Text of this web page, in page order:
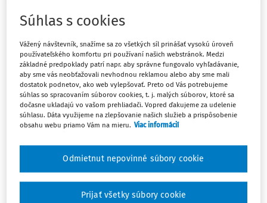
15
Do 15. 10. - Ministerstvo školstva zverejní na
svojom webovom sídle termíny konania
prijímacích skúšok
Môj plán
UDALOSŤ
Môj plán
UDALOSŤ
VÚDPaP: Kto z koho – ako udržať hranice
Súhlas s cookies
Vážený návštevník, snažíme sa zo všetkých síl prinášať vysokú úroveň
používateľského komfortu pri používaní našich webstránok. Medzi
základné predpoklady patrí napr. aby správne fungovalo vyhľadávanie,
aby sme vás neobťažovali nevhodnou reklamou alebo aby sme mali
dostatok podnetov, ako web vylepšovať. Preto od Vás potrebujeme
súhlas so spracovaním súborov cookies, t. j. malých súborov, ktoré sa
dočasne ukladajú vo vašom prehliadači. Vopred ďakujeme za udelenie
súhlasu. Dáta využijeme na zlepšovanie našich služieb a prispôsobenie
obsahu webu priamo Vám na mieru. Viac informácií
Odmietnut nepovinné súbory cookie
Prijať všetky súbory cookie